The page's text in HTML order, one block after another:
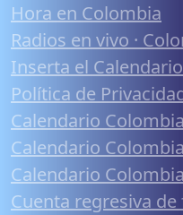
Hora en Colombia
Radios en vivo ·
Inserta el
Política de
Calendario
Calendario
Calendario
Cuenta regresiva